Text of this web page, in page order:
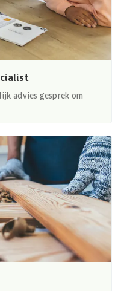
advies gesprek om